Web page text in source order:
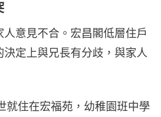
意見不合。宏昌閣低層住戶
定上與兄長有分歧，與家人
就住在宏福苑，幼稚園班中學